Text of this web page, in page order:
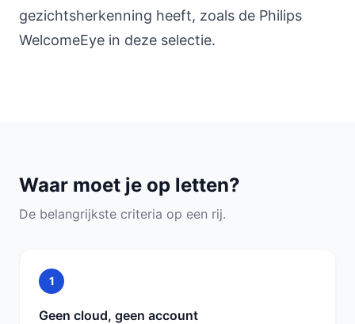
gezichtsherkenning heeft, zoals de Philips
WelcomeEye in deze selectie.
Waar moet je op letten?
De belangrijkste criteria op een rij.
1
Geen cloud, geen account